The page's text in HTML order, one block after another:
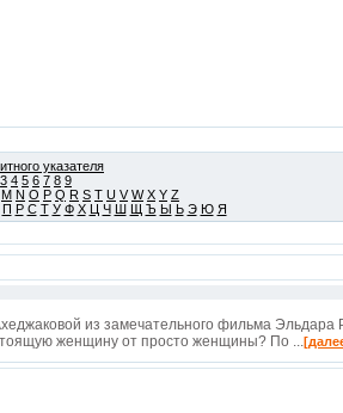
указателя
3 4 5 6 7 8 9
M N O P Q R S T U V W X Y Z
П Р С Т У Ф Х Ц Ч Ш Щ Ъ Ы Ь Э Ю Я
из замечательного фильма
женщину от просто женщины? По ...